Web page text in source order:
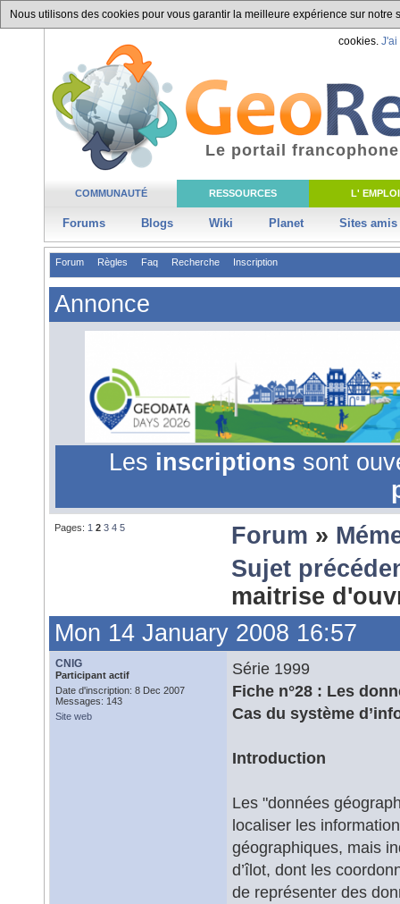
Nous utilisons des cookies pour vous garantir la meilleure expérience sur
cookies. J'ai
COMMUNAUTÉ RESSOURCES L' EMPLOI
Forums Blogs Wiki Planet Sites amis
Le portail
Forum Règles Faq Recherche Inscription
Annonce
Les inscriptions sont
Pages: 1 2 3 4 5 Forum »
Sujet
maitrise
Mon 14 January 2008 16:57
CNIG
Participant actif
Date d'inscription: 8 Dec 2007
Messages: 143
Site web
Série 1999
Fiche n°28 : Les
Cas du système
Introduction
Les "données
localiser les
géographiques, mais
d’îlot, dont les
de représenter des